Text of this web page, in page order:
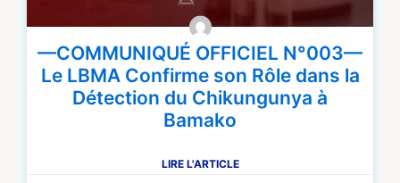
—COMMUNIQUÉ OFFICIEL N°003—
Le LBMA Confirme son Rôle dans la
Détection du Chikungunya à
Bamako
LIRE L'ARTICLE